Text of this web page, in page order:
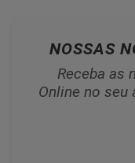
NOSSAS
Receba as
Online no seu